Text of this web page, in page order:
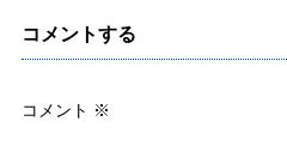
コメントする
コメント ※